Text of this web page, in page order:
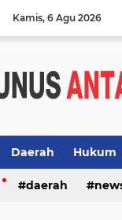
Kamis 6 Agu 2026
Daerah Hukum
daerah